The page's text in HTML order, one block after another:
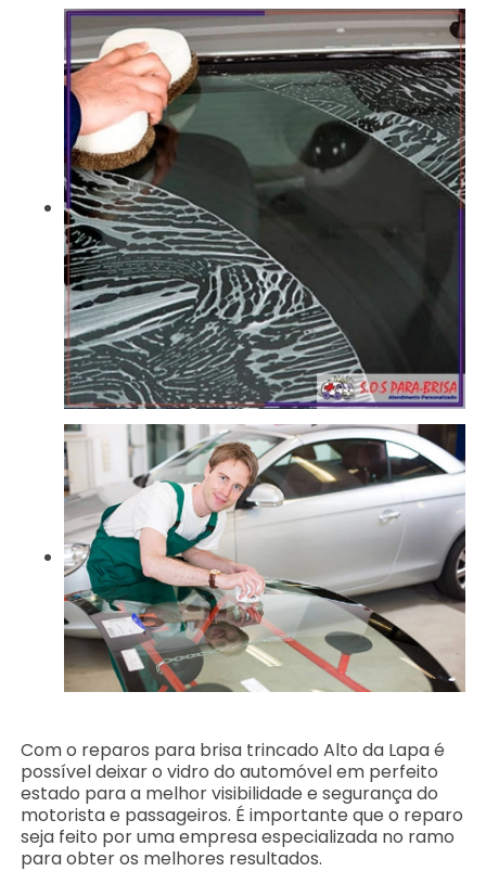
Com o reparos para brisa trincado Alto da Lapa é
possível deixar o vidro do automóvel em perfeito
estado para a melhor visibilidade e segurança do
motorista e passageiros. É importante que o reparo
seja feito por uma empresa especializada no ramo
para obter os melhores resultados.